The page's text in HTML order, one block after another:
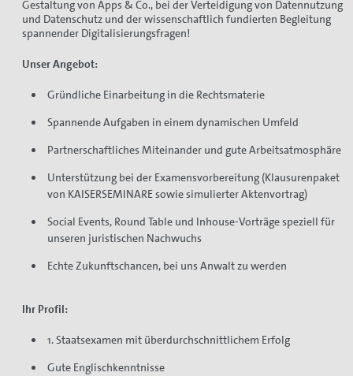
Gestaltung von Apps & Co., bei der Verteidigung von Datennutzung
und Datenschutz und der wissenschaftlich fundierten Begleitung
spannender Digitalisierungsfragen!
Unser Angebot:
Gründliche Einarbeitung in die Rechtsmaterie
Spannende Aufgaben in einem dynamischen Umfeld
Partnerschaftliches Miteinander und gute Arbeitsatmosphäre
Unterstützung bei der Examensvorbereitung (Klausurenpaket
von KAISERSEMINARE sowie simulierter Aktenvortrag)
Social Events, Round Table und Inhouse-Vorträge speziell für
unseren juristischen Nachwuchs
Echte Zukunftschancen, bei uns Anwalt zu werden
Ihr Profil:
1. Staatsexamen mit überdurchschnittlichem Erfolg
Gute Englischkenntnisse